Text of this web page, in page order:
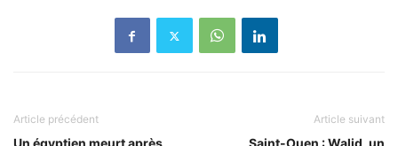
Article précédent Article suivant